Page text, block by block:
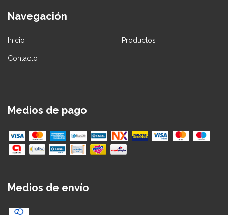
Navegación
Inicio Productos
Contacto
Medios de pago
Medios de envío